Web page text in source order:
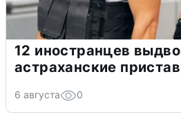
12 иностранцев
астраханские
6 августа 0